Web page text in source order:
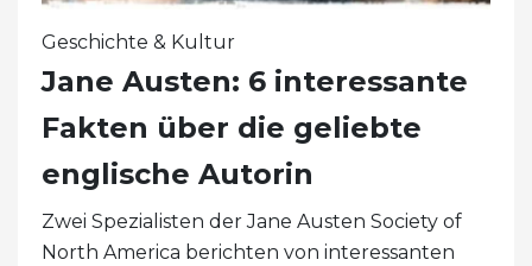
Geschichte & Kultur
Jane Austen: 6 interessante
Fakten über die geliebte
englische Autorin
Zwei Spezialisten der Jane Austen Society of
North America berichten von interessanten